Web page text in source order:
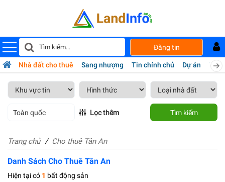
Đăng tin
Nhà đất cho thuê Sang nhượng Tin chính chủ Dự án
Toàn quốc Lọc thêm Tìm kiếm
Trang chủ Cho thuê Tân An
Danh Sách Cho Thuê Tân An
Hiện tại có 1 bất động sản